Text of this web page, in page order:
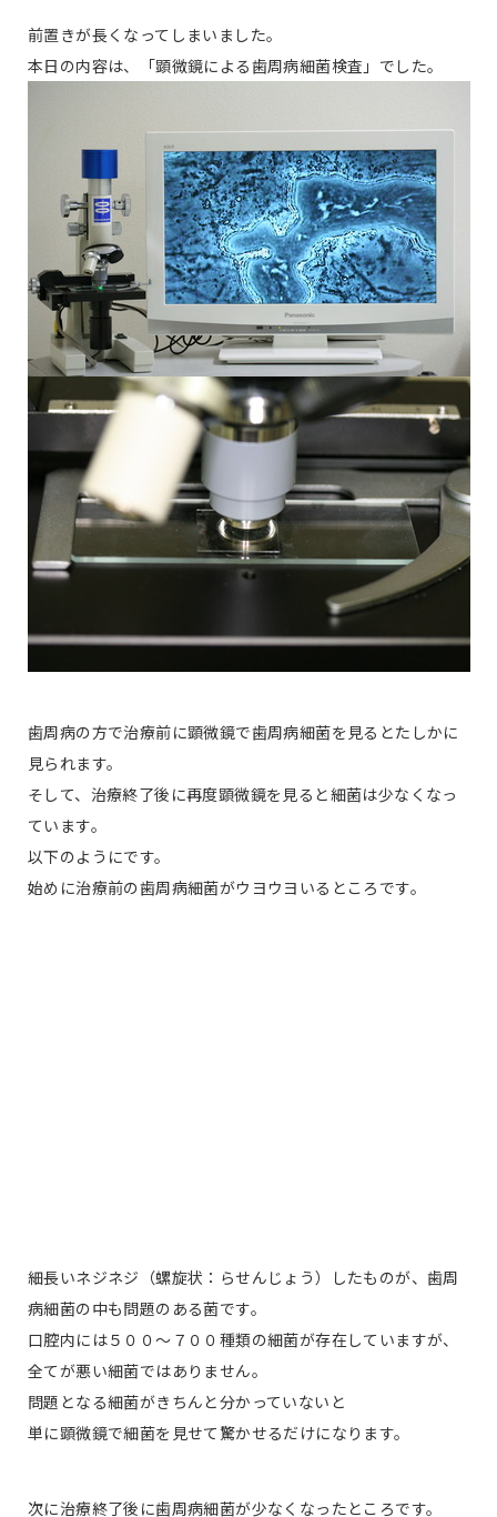
前置きが長くなってしまいました。
本日の内容は、「顕微鏡による歯周病細菌検査」でした。
歯周病の方で治療前に顕微鏡で歯周病細菌を見るとたしかに
見られます。
そして、治療終了後に再度顕微鏡を見ると細菌は少なくなっ
ています。
以下のようにです。
始めに治療前の歯周病細菌がウヨウヨいるところです。
細長いネジネジ（螺旋状：らせんじょう）したものが、歯周
病細菌の中も問題のある菌です。
口腔内には５００〜７００種類の細菌が存在していますが、
全てが悪い細菌ではありません。
問題となる細菌がきちんと分かっていないと
単に顕微鏡で細菌を見せて驚かせるだけになります。
次に治療終了後に歯周病細菌が少なくなったところです。